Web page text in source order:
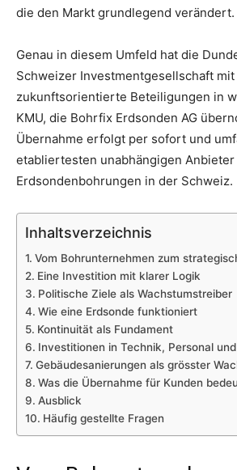
die den Markt grundlegend verändert.
Genau in diesem Umfeld hat die
Schweizer Investmentgesellschaft mit
zukunftsorientierte Beteiligungen in
KMU, die Bohrfix Erdsonden AG
Übernahme erfolgt per sofort und
etabliertesten unabhängigen Anbieter
Erdsondenbohrungen in der Schweiz.
Inhaltsverzeichnis
Vom Bohrunternehmen zum
Eine Investition mit klarer Logik
Politische Ziele als Wachstumstreiber
Wie eine Erdsonde funktioniert
Kontinuität als Fundament
Investitionen in Technik, Personal
Gebäudesanierungen als grösster
Was die Übernahme für Kunden
Ausblick
Häufig gestellte Fragen